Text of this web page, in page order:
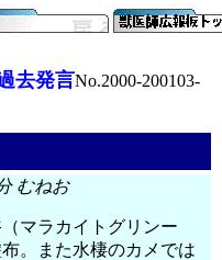
去発言No.2000-200103-
むねお
マラカイトグリンー
。また水棲のカメでは